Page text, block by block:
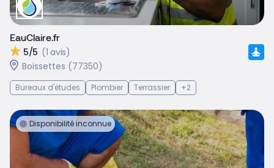
EauClaire.fr
5/5 (1 avis)
Boissettes (77350)
Bureaux d'études Plombier Terrassier +2
Disponibilité inconnue